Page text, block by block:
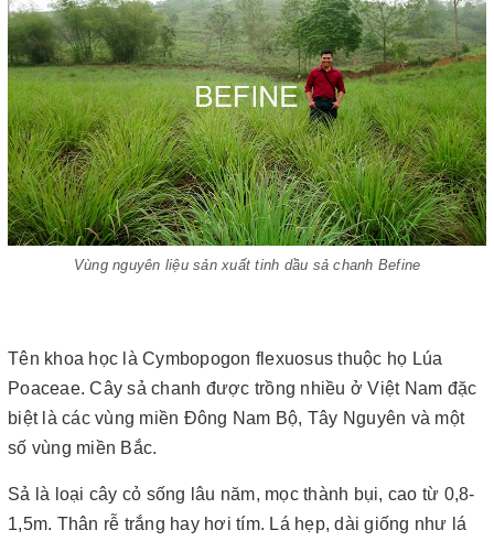
Vùng nguyên liệu sản xuất tinh dầu sả chanh Befine
Tên khoa học là Cymbopogon flexuosus thuộc họ Lúa
Poaceae. Cây sả chanh được trồng nhiều ở Việt Nam đặc
biệt là các vùng miền Đông Nam Bộ, Tây Nguyên và một
số vùng miền Bắc.
Sả là loại cây cỏ sống lâu năm, mọc thành bụi, cao từ 0,8-
1,5m. Thân rễ trắng hay hơi tím. Lá hẹp, dài giống như lá